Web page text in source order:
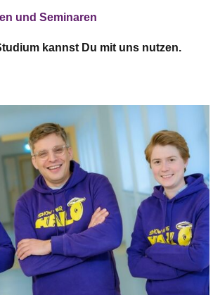
und Seminaren
kannst Du mit uns nutzen.